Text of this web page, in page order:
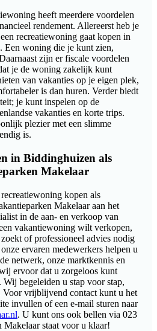
heeft meerdere voordelen
rendement. Allereerst heb je
recreatiewoning gaat kopen in
Een woning die je kunt zien,
zijn er fiscale voordelen
je de woning zakelijk kunt
van vakanties op je eigen plek,
is dan huren. Verder biedt
je kunt inspelen op de
vakanties en korte trips.
plezier met een slimme
is.
in Biddinghuizen als
Makelaar
kopen als
Makelaar aan het
in de aan- en verkoop van
vakantiewoning wilt verkopen,
of professioneel advies nodig
ervaren medewerkers helpen u
netwerk, onze marktkennis en
ervoor dat u zorgeloos kunt
begeleiden u stap voor stap,
Voor vrijblijvend contact kunt u het
invullen of een e-mail sturen naar
. U kunt ons ook bellen via 023
staat voor u klaar!